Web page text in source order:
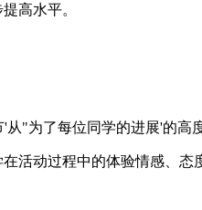
高水平。
"为了每位同学的进展'的高
活动过程中的体验情感、